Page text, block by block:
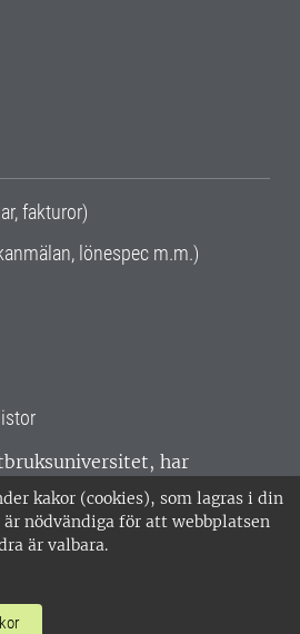
kakor (cookies), som lagras i din
är nödvändiga för att webbplatsen
är valbara.
fakturor)
lönespec m.m.)
har
Sverige. Huvudorter är
Umeå.SLU är
ISO 14001. •
nr: 202100-2817 •